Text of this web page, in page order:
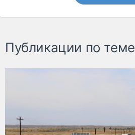
Публикации по теме